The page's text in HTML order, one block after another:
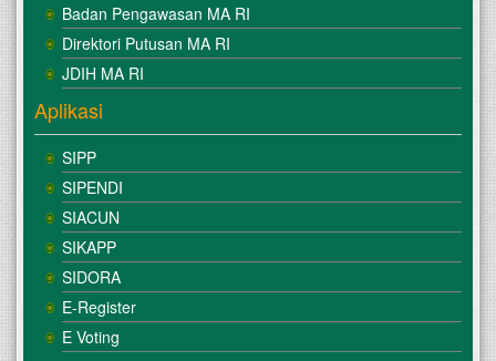
Badan Pengawasan MA RI
Direktori Putusan MA RI
JDIH MA RI
Aplikasi
SIPP
SIPENDI
SIACUN
SIKAPP
SIDORA
E-Register
E Voting